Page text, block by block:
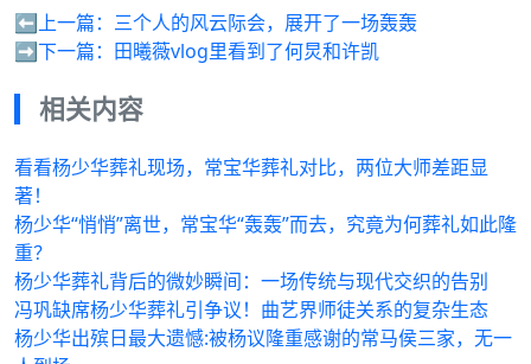
⬅️上一篇： 三个人的风云际会，展开了一场轰轰
➡️下一篇： 田曦薇vlog里看到了何炅和许凯
相关内容
看看杨少华葬礼现场，常宝华葬礼对比，两位大师差距显
著！
杨少华“悄悄”离世，常宝华“轰轰”而去，究竟为何葬礼如此隆
重？
杨少华葬礼背后的微妙瞬间：一场传统与现代交织的告别
冯巩缺席杨少华葬礼引争议！曲艺界师徒关系的复杂生态
杨少华出殡日最大遗憾:被杨议隆重感谢的常马侯三家，无一